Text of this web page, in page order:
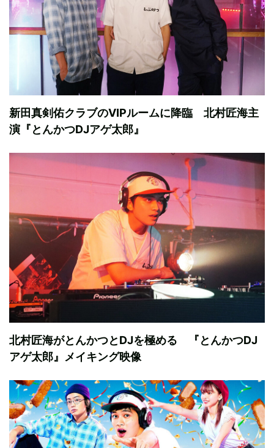
新田真剣佑クラブのVIPルームに降臨 北村匠海主
演『とんかつDJアゲ太郎』
北村匠海がとんかつとDJを極める 『とんかつDJ
アゲ太郎』メイキング映像